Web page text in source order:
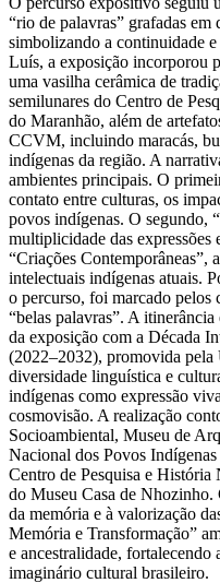
“rio de palavras” grafadas em
simbolizando a continuidade
Luís, a exposição incorporou
uma vasilha cerâmica de
semilunares do Centro de
do Maranhão, além de
CCVM, incluindo maracás,
indígenas da região. A
ambientes principais. O
contato entre culturas, os
povos indígenas. O segundo,
multiplicidade das expressões
“Criações Contemporâneas”,
intelectuais indígenas atuais.
o percurso, foi marcado pelos
“belas palavras”. A
da exposição com a Década
(2022–2032), promovida
diversidade linguística e
indígenas como expressão
cosmovisão. A realização
Socioambiental, Museu de
Nacional dos Povos
Centro de Pesquisa e
do Museu Casa de
da memória e à valorização
Memória e Transformação”
e ancestralidade,
imaginário cultural brasileiro.